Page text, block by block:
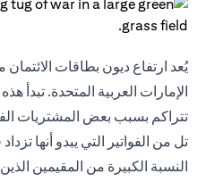
يُعد ارتفاع ديون بطاقات
الإمارات العربية المتحدة. تبدأ
تتراكم بسبب بعض المشتريات
تل من الفواتير التي يبدو أنها
النسبة الكبيرة من المقيمين